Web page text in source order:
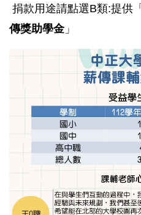
捐款用途請點選B類:提供「
傳獎助學金」